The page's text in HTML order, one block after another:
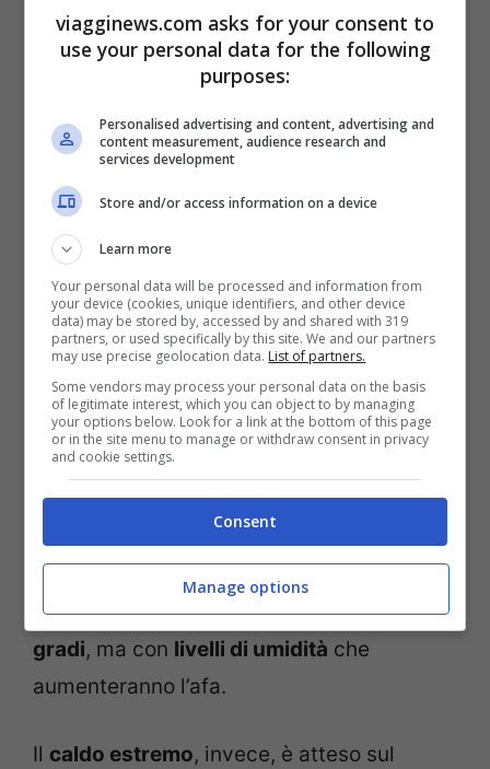
Le previsioni in dettaglio
A inizio settimana efino a mercoledì 20
, l’Italia sarà solo sfiorata
dall’anticiclone africano responsabile del
caldo eccezionale presente sull’Europa
centrale e settentrionale. Dove si stanno
manifestando temperature record anche in
Inghilterra. InItalialetemperature sono
elevate, anchesopra la media stagionale
ma non siamo ai livelli estremi di Spagna e
Francia. Le uniche eccezioni sono alcune
punte fino a 40 gradi nell’entroterra delle
regioni centrali tirreniche, tra Toscana e
Lazio, fino all’Umbria. Altrove, invece, le
massime si manterrannotra i 35 e i 36
gradi, ma con livelli di umidità che
aumenteranno l’afa.
Il caldo estremo, invece, è atteso sul
viagginews.com asks for your consent to
use your personal data for the following
purposes:
Personalised advertising and content, advertising and
content measurement, audience research and
services development
Store and/or access information on a device
Learn more
Your personal data will be processed and information from
your device (cookies, unique identifiers, and other device
data) may be stored by, accessed by and shared with 319
partners, or used specifically by this site. We and our partners
may use precise geolocation data. List of partners.
Some vendors may process your personal data on the basis
of legitimate interest, which you can object to by managing
your options below. Look for a link at the bottom of this page
or in the site menu to manage or withdraw consent in privacy
and cookie settings.
Consent
Manage options